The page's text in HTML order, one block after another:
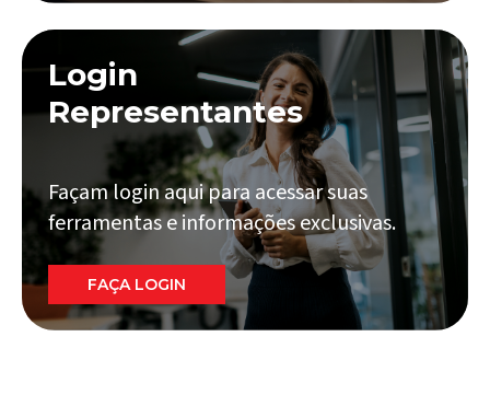
Login
Representantes
Façam login aqui para acessar suas
ferramentas e informações exclusivas.
FAÇA LOGIN